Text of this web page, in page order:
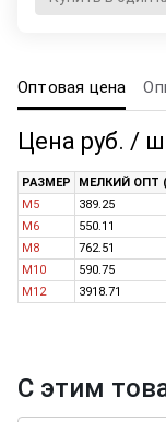
Оптовая цена
Цена руб. /
РАЗМЕР МЕЛКИЙ ОПТ
M5
389.25
M6
550.11
M8
762.51
M10
590.75
M12
3918.71
С этим